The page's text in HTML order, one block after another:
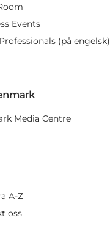
Events
(på engelsk)
Media Centre
A-Z
oss